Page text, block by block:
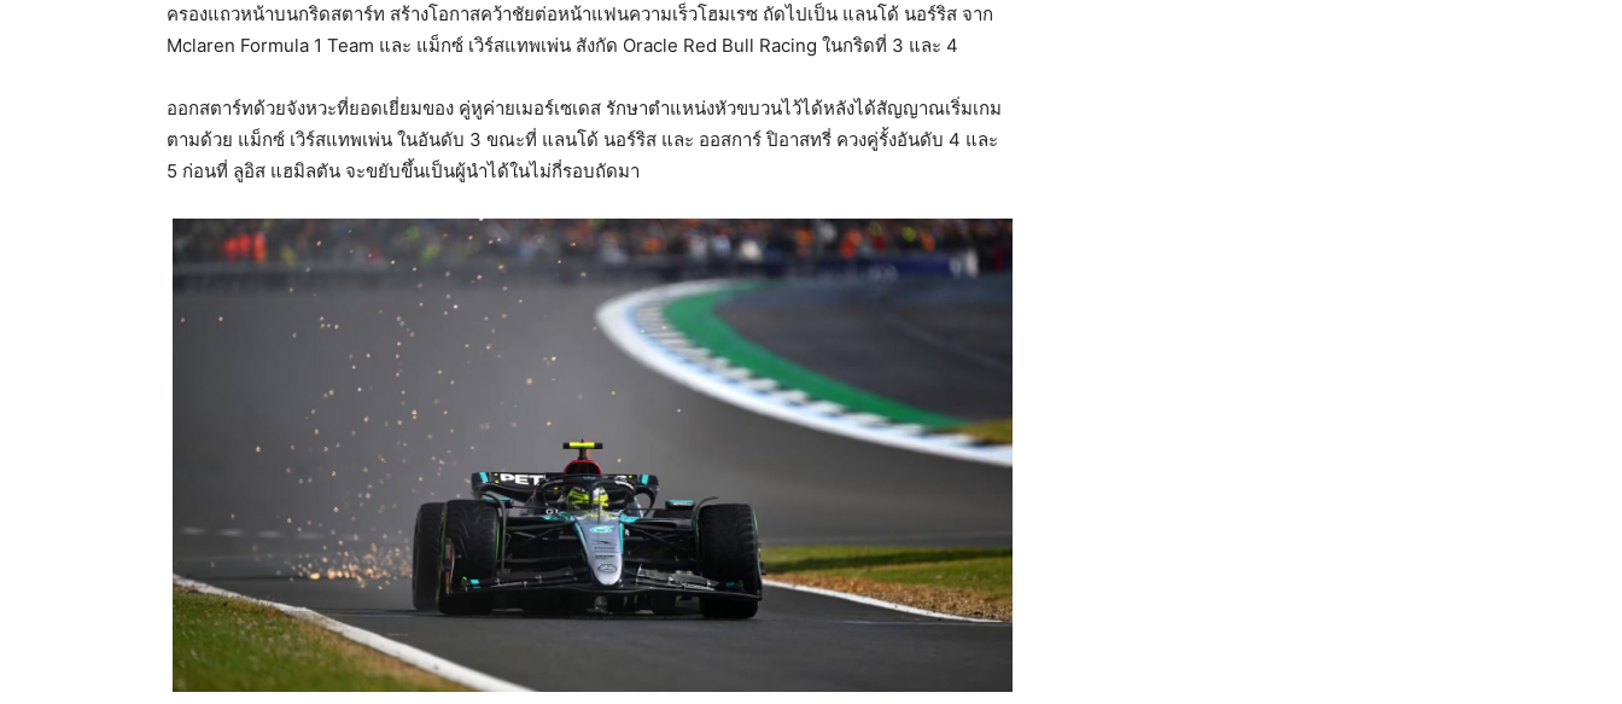
ครองแถวหน้าบนกริดสตาร์ท สร้างโอกาสคว้าชัยต่อหน้าแฟนความเร็วโฮมเรซ ถัดไปเป็น แลนโด้ นอร์ริส จาก
Mclaren Formula 1 Team และ แม็กซ์ เวิร์สแทพเพ่น สังกัด Oracle Red Bull Racing ในกริดที่ 3 และ 4
ออกสตาร์ทด้วยจังหวะที่ยอดเยี่ยมของ คู่หูค่ายเมอร์เซเดส รักษาตำแหน่งหัวขบวนไว้ได้หลังได้สัญญาณเริ่มเกม
ตามด้วย แม็กซ์ เวิร์สแทพเพ่น ในอันดับ 3 ขณะที่ แลนโด้ นอร์ริส และ ออสการ์ ปิอาสทรี่ ควงคู่รั้งอันดับ 4 และ
5 ก่อนที่ ลูอิส แฮมิลตัน จะขยับขึ้นเป็นผู้นำได้ในไม่กี่รอบถัดมา